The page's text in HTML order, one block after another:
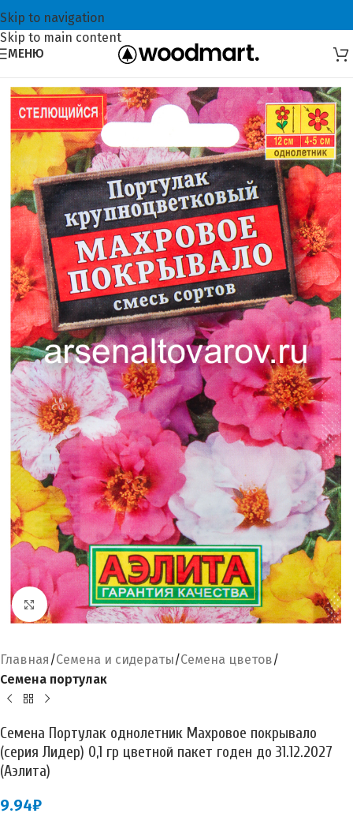
Skip to navigation
Skip to main content
МЕНЮ
Увеличить
Главная Семена и сидераты Семена цветов
Семена портулак
Семена Портулак однолетник Махровое покрывало
(серия Лидер) 0,1 гр цветной пакет годен до 31.12.2027
(Аэлита)
9.94₽